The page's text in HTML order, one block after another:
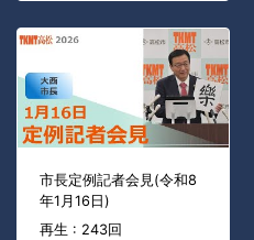
市長定例記者会見(令和8
年1月16日)
再生 : 243回